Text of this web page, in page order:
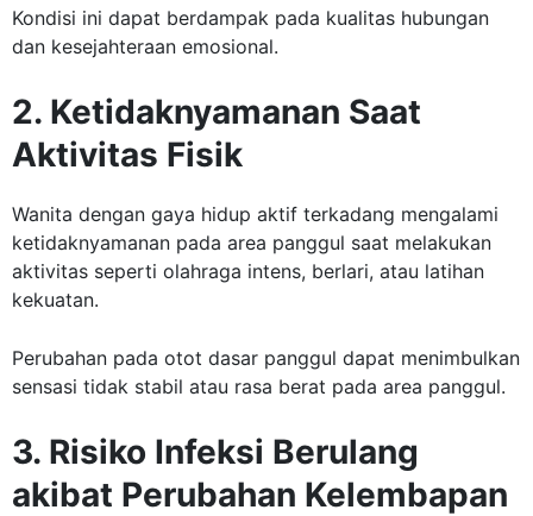
Kondisi ini dapat berdampak pada kualitas hubungan
dan kesejahteraan emosional.
2. Ketidaknyamanan Saat
Aktivitas Fisik
Wanita dengan gaya hidup aktif terkadang mengalami
ketidaknyamanan pada area panggul saat melakukan
aktivitas seperti olahraga intens, berlari, atau latihan
kekuatan.
Perubahan pada otot dasar panggul dapat menimbulkan
sensasi tidak stabil atau rasa berat pada area panggul.
3. Risiko Infeksi Berulang
akibat Perubahan Kelembapan